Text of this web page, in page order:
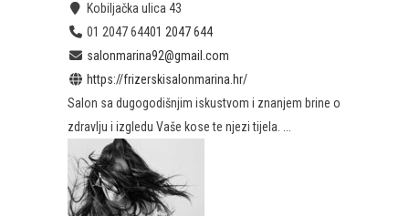
Kobiljačka ulica 43
01 2047 64401 2047 644
salonmarina92@gmail.com
https://frizerskisalonmarina.hr/
Salon sa dugogodišnjim iskustvom i znanjem brine o
zdravlju i izgledu Vaše kose te njezi tijela. ...